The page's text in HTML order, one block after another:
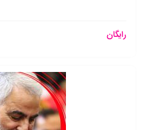
رایگان